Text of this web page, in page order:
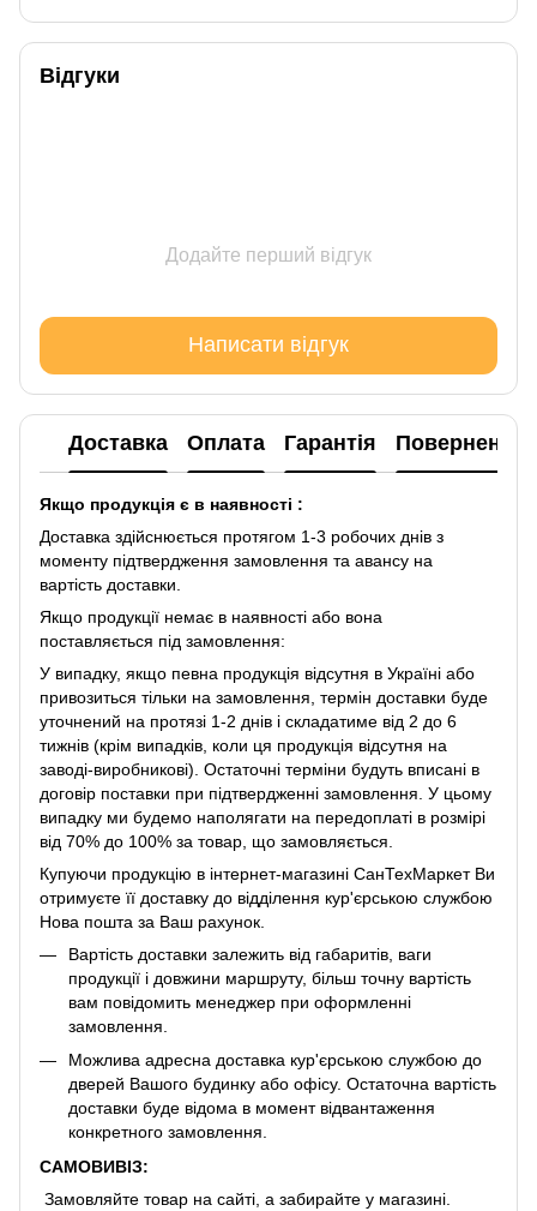
Відгуки
Додайте перший відгук
Написати відгук
Доставка Оплата Гарантія Повернення
Якщо продукція є в наявності :
Доставка здійснюється протягом 1-3 робочих днів з
моменту підтвердження замовлення та авансу на
вартість доставки.
Якщо продукції немає в наявності або вона
поставляється під замовлення:
У випадку, якщо певна продукція відсутня в Україні або
привозиться тільки на замовлення, термін доставки буде
уточнений на протязі 1-2 днів і складатиме від 2 до 6
тижнів (крім випадків, коли ця продукція відсутня на
заводі-виробникові). Остаточні терміни будуть вписані в
договір поставки при підтвердженні замовлення. У цьому
випадку ми будемо наполягати на передоплаті в розмірі
від 70% до 100% за товар, що замовляється.
Купуючи продукцію в інтернет-магазині СанТехМаркет Ви
отримуєте її доставку до відділення кур'єрською службою
Нова пошта за Ваш рахунок.
Вартість доставки залежить від габаритів, ваги
продукції і довжини маршруту, більш точну вартість
вам повідомить менеджер при оформленні
замовлення.
Можлива адресна доставка кур'єрською службою до
дверей Вашого будинку або офісу. Остаточна вартість
доставки буде відома в момент відвантаження
конкретного замовлення.
САМОВИВІЗ:
Замовляйте товар на сайті, а забирайте у магазині.